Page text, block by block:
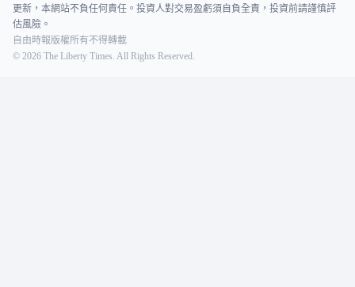
更新，本網站不負任何責任。投資人對交易盈虧須自負全責，投資前請謹慎評
估風險。
自由時報版權所有不得轉載
© 2026 The Liberty Times. All Rights Reserved.